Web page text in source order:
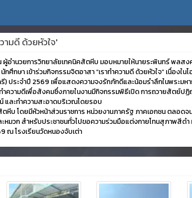
ามดี ด้วยหัวใจ'
อำนวยการวิทยาลัยเทคนิคสัตหีบ มอบหมายให้นายระพินทร์ พล
กศึกษา เข้าร่วมกิจกรรมจิตอาสา “เราทำความดี ด้วยหัวใจ” เนื่อ
) ประจำปี 2569 เพื่อแสดงความจงรักภักดีและน้อมรำลึกในพระ
ำความดีเพื่อสังคมซึ่งภายในงานมีกิจกรรมพิธีเปิด การถวายสัตย์
ละทำความสะอาดบริเวณโดยรอบ
หีบ โดยมีหัวหน้าส่วนราชการ หน่วยงานภาครัฐ ภาคเอกชน ตลอด
มวก สำหรับประชาชนทั่วไปขอความร่วมมือแต่งกายโทนสุภาพสี
ณ โรงเรียนวัดหนองจับเต่า